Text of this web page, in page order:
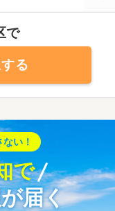
で
る
い！
で
届く